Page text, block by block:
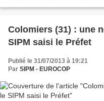
Colomiers (31) : une
SIPM saisi le Préfet
Publié le 31/07/2013 à 19:21
Par SIPM - EUROCOP